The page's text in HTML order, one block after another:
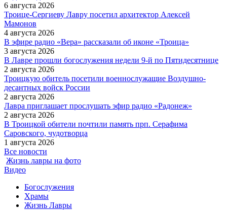
6 августа 2026
Троице-Сергиеву Лавру посетил архитектор Алексей
Мамонов
4 августа 2026
В эфире радио «Вера» рассказали об иконе «Троица»
3 августа 2026
В Лавре прошли богослужения недели 9-й по Пятидесятнице
2 августа 2026
Троицкую обитель посетили военнослужащие Воздушно-
десантных войск России
2 августа 2026
Лавра приглашает прослушать эфир радио «Радонеж»
2 августа 2026
В Троицкой обители почтили память прп. Серафима
Саровского, чудотворца
1 августа 2026
Все новости
Жизнь лавры на фото
Видео
Богослужения
Храмы
Жизнь Лавры